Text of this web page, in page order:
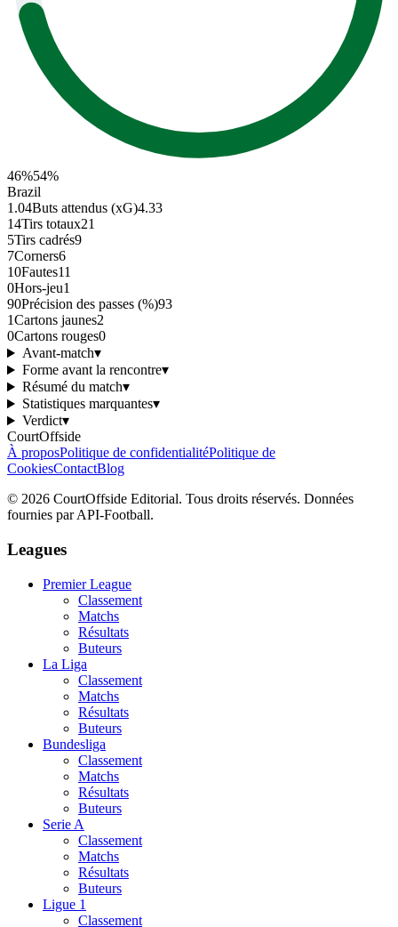
46%54%
Brazil
1.04Buts attendus (xG)4.33
14Tirs totaux21
5Tirs cadrés9
7Corners6
10Fautes11
0Hors-jeu1
90Précision des passes (%)93
1Cartons jaunes2
0Cartons rouges0
Avant-match▾
Forme avant la rencontre▾
Résumé du match▾
Statistiques marquantes▾
Verdict▾
CourtOffside
À proposPolitique de confidentialitéPolitique de
CookiesContactBlog
© 2026 CourtOffside Editorial. Tous droits réservés. Données
fournies par API-Football.
Leagues
Premier League
Classement
Matchs
Résultats
Buteurs
La Liga
Classement
Matchs
Résultats
Buteurs
Bundesliga
Classement
Matchs
Résultats
Buteurs
Serie A
Classement
Matchs
Résultats
Buteurs
Ligue 1
Classement